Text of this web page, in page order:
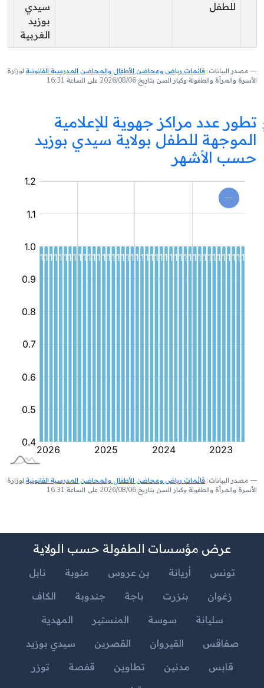
للطفل
سيدي
بوزيد
الغربية
مصدر البيانات: قائمات رياض ومحاضن الأطفال والمحاضن المدرسية القانونية لوزارة
الأسرة والمرأة والطفولة وكبار السن بتاريخ 2026/08/06 على الساعة 16:31
تطور عدد مراكز جهوية للإعلامية
الموجهة للطفل بولاية سيدي بوزيد
حسب الأشهر
مركز
الموجهة
مصدر البيانات: قائمات رياض ومحاضن الأطفال والمحاضن المدرسية القانونية لوزارة
الأسرة والمرأة والطفولة وكبار السن بتاريخ 2026/08/06 على الساعة 16:31
عرض مؤسسات الطفولة حسب الولاية
تونس أريانة بن عروس منوبة
نابل
زغوان
بنزرت باجة جندوبة
الكاف
سليانة
سوسة المنستير
المهدية
صفاقس
القيروان القصرين
سيدي بوزيد
قابس
مدنين تطاوين قفصة
توزر